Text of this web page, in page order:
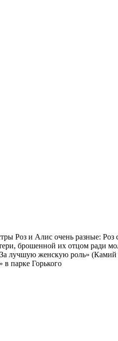
и Алис очень разные: Роз
брошенной их отцом ради
женскую роль» (Камий
парке Горького